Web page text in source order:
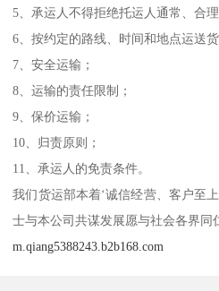
5、承运人不得拒绝托运人通常、合
6、按约定的路线、时间和地点运送货
7、安全运输；
8、运输的责任限制；
9、保价运输；
10、归责原则；
11、承运人的免责条件。
我们货运部本着‘诚信经营、客户至
士与本公司共谋发展愿与社会各界同
m.qiang5388243.b2b168.com